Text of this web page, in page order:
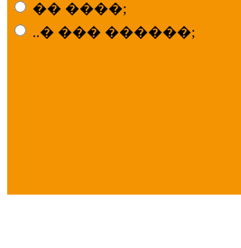
�� ����;
..� ��� ������;